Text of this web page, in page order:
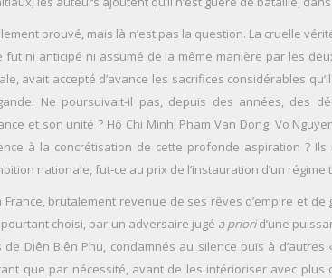
prouvé, mais là n’est pas la question. La cruelle
fut ni anticipé ni assumé de la même manière par les
avait accepté d’avance les sacrifices considérables
Ne poursuivait-il pas, depuis des années, des
et son unité ? Hô Chi Minh, Pham Van Dong, Vo
à la concrétisation de cette profonde aspiration ?
nationale, fut-ce au prix de l’instauration d’un régime
France, brutalement revenue de ses rêves d’empire et
choisi, par un adversaire jugé a priorid’une
de Diên Biên Phu, condamnés au silence puis à
que par nécessité, avant de les intérioriser avec plus